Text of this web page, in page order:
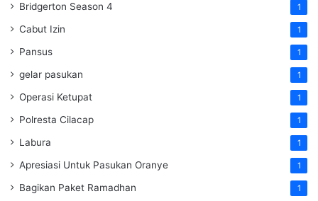
Bridgerton Season 4 1
Cabut Izin 1
Pansus 1
gelar pasukan 1
Operasi Ketupat 1
Polresta Cilacap 1
Labura 1
Apresiasi Untuk Pasukan Oranye 1
Bagikan Paket Ramadhan 1